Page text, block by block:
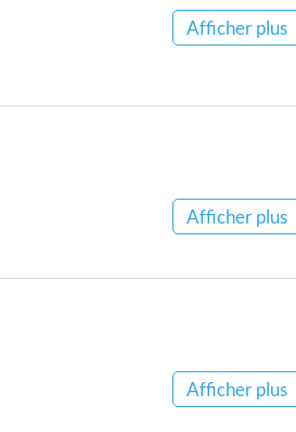
Afficher plus
Afficher plus
Afficher plus